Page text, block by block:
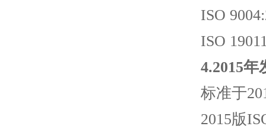
ISO
ISO
4.2015年
标准于
2015版